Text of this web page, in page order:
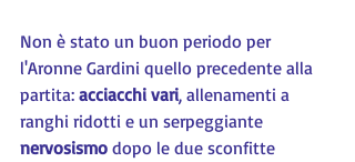
Non è stato un buon periodo per
l'Aronne Gardini quello precedente alla
partita: acciacchi vari, allenamenti a
ranghi ridotti e un serpeggiante
nervosismo dopo le due sconfitte